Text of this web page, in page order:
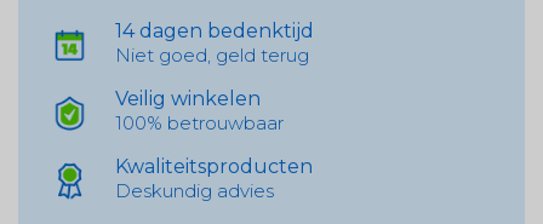
14 dagen bedenktijd
Niet goed, geld terug
Veilig winkelen
100% betrouwbaar
Kwaliteitsproducten
Deskundig advies